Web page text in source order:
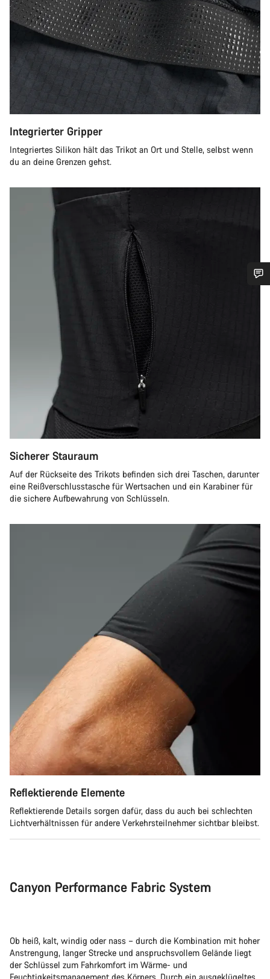
Integrierter Gripper
Integriertes Silikon hält das Trikot an Ort und Stelle, selbst wenn
du an deine Grenzen gehst.
Sicherer Stauraum
Auf der Rückseite des Trikots befinden sich drei Taschen, darunter
eine Reißverschlusstasche für Wertsachen und ein Karabiner für
die sichere Aufbewahrung von Schlüsseln.
Reflektierende Elemente
Reflektierende Details sorgen dafür, dass du auch bei schlechten
Lichtverhältnissen für andere Verkehrsteilnehmer sichtbar bleibst.
Canyon Performance Fabric System
Ob heiß, kalt, windig oder nass – durch die Kombination mit hoher
Anstrengung, langer Strecke und anspruchsvollem Gelände liegt
der Schlüssel zum Fahrkomfort im Wärme- und
Benötigst du Hilfe?
Unsere Experten stehen dir jetzt im Chat zur Verfügung.
Chat starten
Schließen